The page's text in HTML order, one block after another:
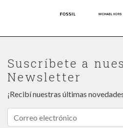
Suscríbete a
Newsletter
¡Recibí nuestras últimas